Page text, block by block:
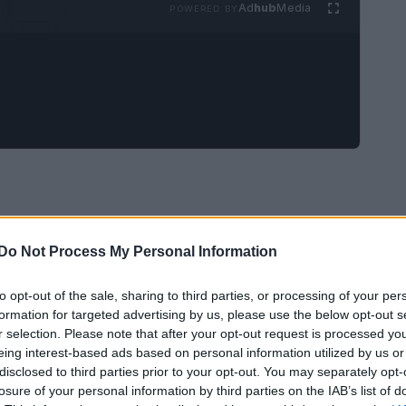
Do Not Process My Personal Information
opt-out of the sale, sharing to third parties, or processing of your
for targeted advertising by us, please use the below opt-out
selection. Please note that after your opt-out request is processed
interest-based ads based on personal information utilized by us
to third parties prior to your opt-out. You may separately
of your personal information by third parties on the IAB’s list of
AdhubMedia
del crimine organizzato in Italia. Secondo il
hanno esteso la loro influenza nei settori
e iservizi pubblici.